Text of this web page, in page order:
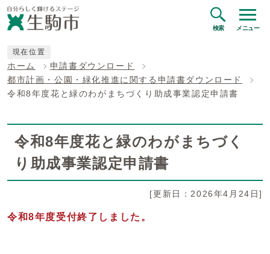
検索 メニュー
現在位置
ホーム
申請書ダウンロード
都市計画・公園・緑化推進に関する申請書ダウンロード
令和8年度花と緑のわがまちづくり助成事業認定申請書
令和8年度花と緑のわがまちづく
り助成事業認定申請書
[更新日：2026年4月24日]
令和8年度受付終了しました。